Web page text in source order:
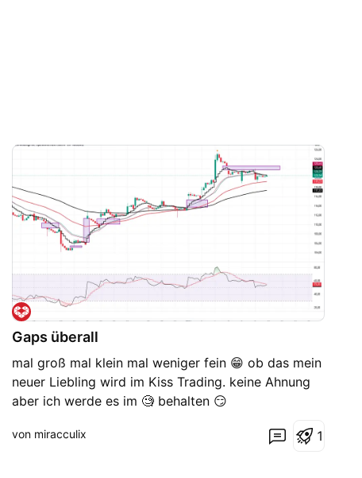
Gaps überall
mal groß mal klein mal weniger fein 😁 ob das mein
neuer Liebling wird im Kiss Trading. keine Ahnung
aber ich werde es im 🧐 behalten 😏
von miracculix 1